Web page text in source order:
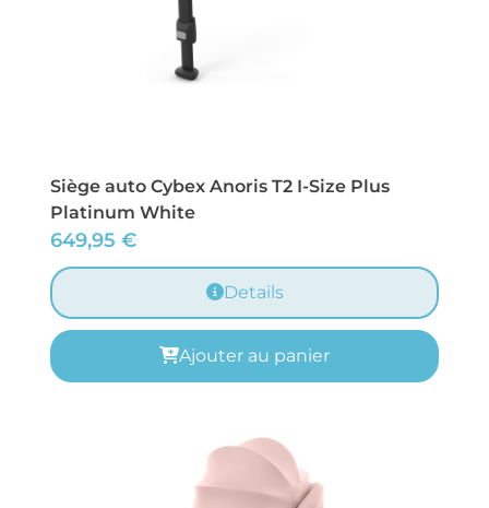
Siège auto Cybex Anoris T2 I-Size Plus
Platinum White
649,95 €
Details
Ajouter au panier